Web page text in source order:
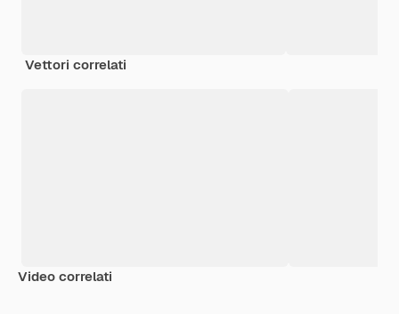
Vettori correlati
Video correlati